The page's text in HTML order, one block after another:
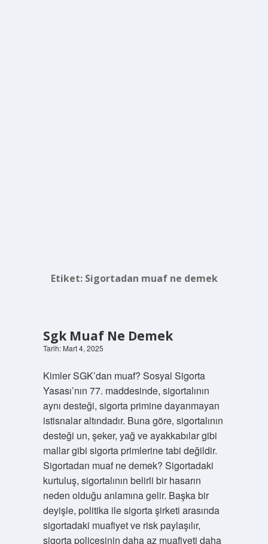
Etiket: Sigortadan muaf ne demek
Sgk Muaf Ne Demek
Tarih: Mart 4, 2025
Kimler SGK’dan muaf? Sosyal Sigorta
Yasası’nın 77. maddesinde, sigortalının
aynı desteği, sigorta primine dayanmayan
istisnalar altındadır. Buna göre, sigortalının
desteği un, şeker, yağ ve ayakkabılar gibi
mallar gibi sigorta primlerine tabi değildir.
Sigortadan muaf ne demek? Sigortadaki
kurtuluş, sigortalının belirli bir hasarın
neden olduğu anlamına gelir. Başka bir
deyişle, politika ile sigorta şirketi arasında
sigortadaki muafiyet ve risk paylaşılır,
sigorta poliçesinin daha az muafiyeti daha